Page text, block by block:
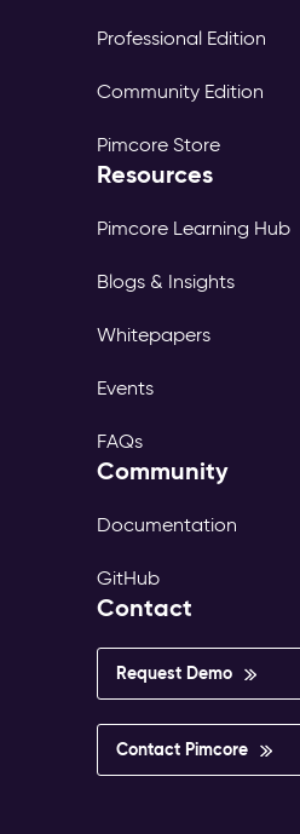
Professional Edition
Community Edition
Pimcore Store
Resources
Pimcore Learning Hub
Blogs & Insights
Whitepapers
Events
FAQs
Community
Documentation
GitHub
Contact
Request Demo
Contact Pimcore